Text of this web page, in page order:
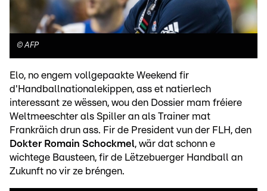
©AFP
Elo, no engem vollgepaakte Weekend fir
d'Handballnationalekippen, ass et natierlech
interessant ze wëssen, wou den Dossier mam fréiere
Weltmeeschter als Spiller an als Trainer mat
Frankräich drun ass. Fir de President vun der FLH, den
Dokter Romain Schockmel, wär dat schonn e
wichtege Bausteen, fir de Lëtzebuerger Handball an
Zukunft no vir ze bréngen.